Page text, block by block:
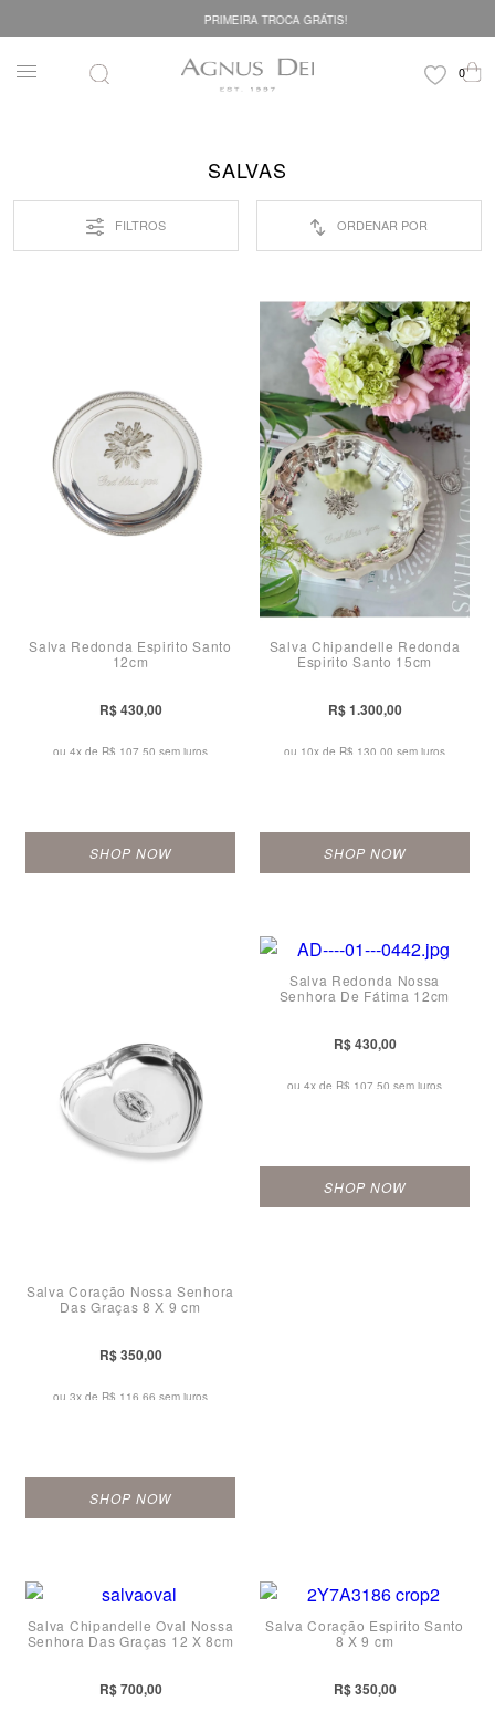
PRIMEIRA TROCA GRÁTIS!
SALVAS
FILTROS ORDENAR POR
Salva Redonda Espirito Santo
12cm
R$ 430,00
ou 4x de R$ 107,50 sem juros
SHOP NOW
Salva Chipandelle Redonda
Espirito Santo 15cm
R$ 1.300,00
ou 10x de R$ 130,00 sem juros
SHOP NOW
Salva Coração Nossa Senhora
Das Graças 8 X 9 cm
R$ 350,00
ou 3x de R$ 116,66 sem juros
SHOP NOW
Salva Redonda Nossa
Senhora De Fátima 12cm
R$ 430,00
ou 4x de R$ 107,50 sem juros
SHOP NOW
Salva Chipandelle Oval Nossa
Senhora Das Graças 12 X 8cm
R$ 700,00
Salva Coração Espirito Santo
8 X 9 cm
R$ 350,00